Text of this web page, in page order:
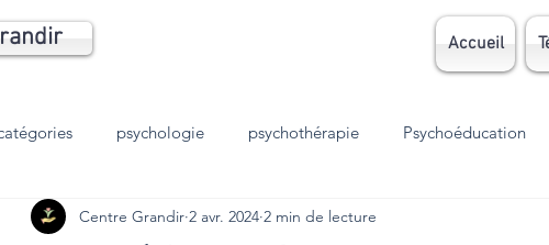
Accueil
psychologie psychothérapie Psychoéducation
Coaching Grossesse parentalité
Centre Grandir 2 avr. 2024 2 min de lecture